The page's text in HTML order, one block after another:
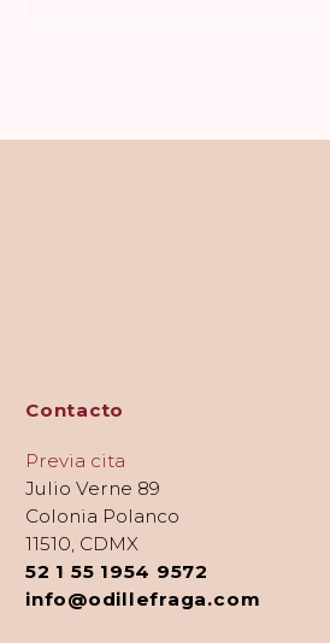
Contacto
Previa cita
Julio Verne 89
Colonia Polanco
11510, CDMX
52 1 55 1954 9572
info@odillefraga.com